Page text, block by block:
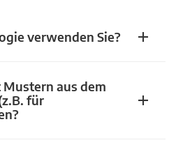
verwenden Sie?
aus dem
für